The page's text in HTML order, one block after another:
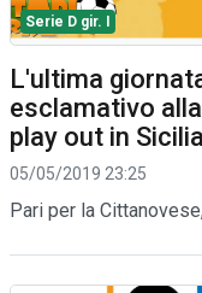
Serie D gir. I
L'ultima
esclamativo
play out in Sicilia
05/05/2019 23:25
Pari per la